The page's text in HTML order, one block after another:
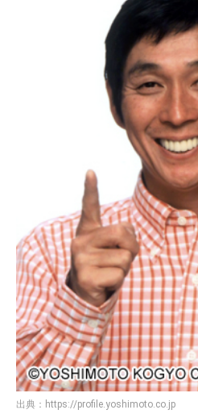
出典： https://profile.yoshimoto.co.jp